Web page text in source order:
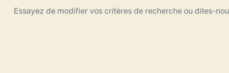
Essayez de modifier vos critères de recherche ou dites-